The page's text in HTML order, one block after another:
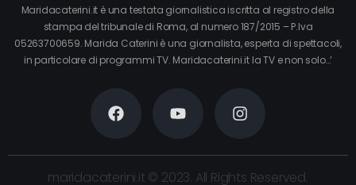
Maridacaterini.it è una testata giornalistica iscritta al registro della
stampa del tribunale di Roma, al numero 187/2015 – P.Iva
05263700659. Marida Caterini è una giornalista, esperta di spettacoli,
in particolare di programmi TV. Maridacaterini.it la TV e non solo…’
maridacaterini.it © 2023. All Rights Reserved.